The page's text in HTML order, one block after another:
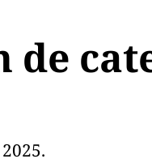
de